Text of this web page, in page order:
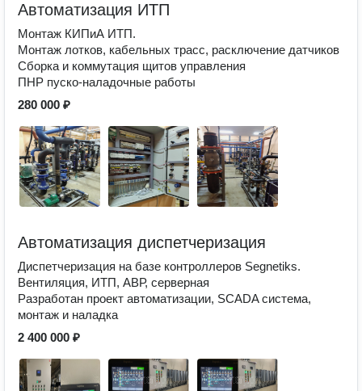
Автоматизация ИТП
Монтаж КИПиА ИТП.
Монтаж лотков, кабельных трасс, расключение датчиков
Сборка и коммутация щитов управления
ПНР пуско-наладочные работы
280 000 ₽
Автоматизация диспетчеризация
Диспетчеризация на базе контроллеров Segnetiks.
Вентиляция, ИТП, АВР, серверная
Разработан проект автоматизации, SCADA система,
монтаж и наладка
2 400 000 ₽